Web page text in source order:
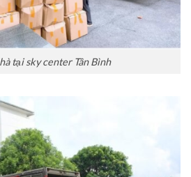
tại sky center Tân Bình